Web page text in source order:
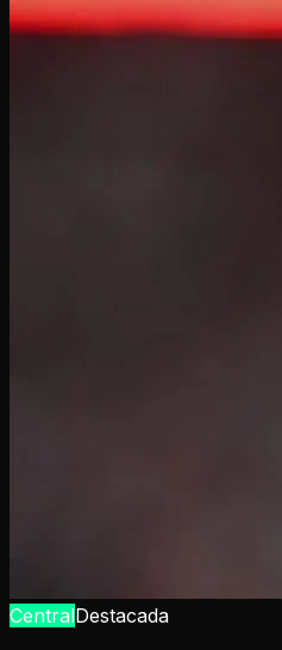
CentralDestacada